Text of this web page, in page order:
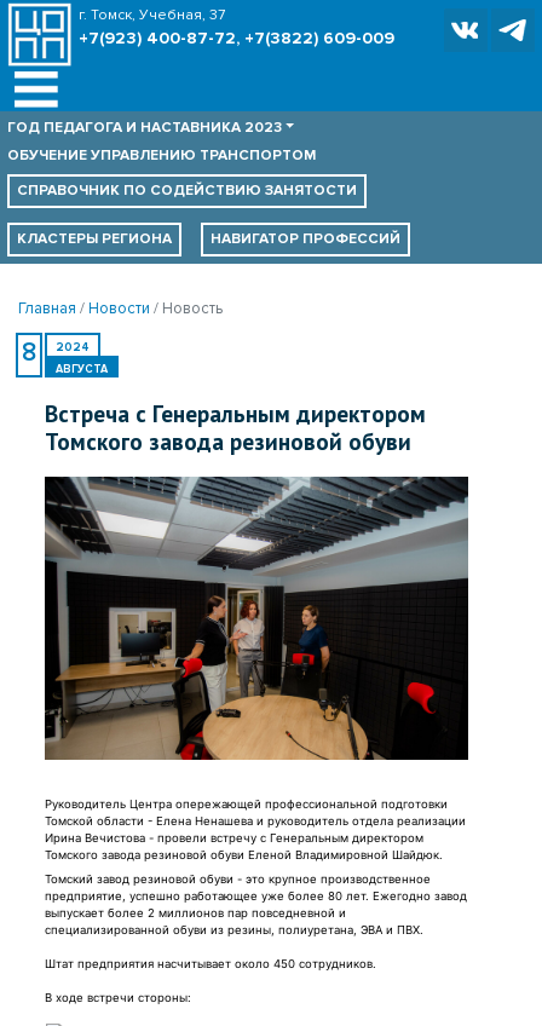
г. Томск, Учебная, 37
+7(923) 400-87-72, +7(3822) 609-009
ГОД ПЕДАГОГА И НАСТАВНИКА 2023
ОБУЧЕНИЕ УПРАВЛЕНИЮ ТРАНСПОРТОМ
СПРАВОЧНИК ПО СОДЕЙСТВИЮ ЗАНЯТОСТИ
КЛАСТЕРЫ РЕГИОНА НАВИГАТОР ПРОФЕССИЙ
Главная Новости Новость
8 2024
АВГУСТА
Встреча с Генеральным директором
Томского завода резиновой обуви
Руководитель Центра опережающей профессиональной подготовки
Томской области - Елена Ненашева и руководитель отдела реализации
Ирина Вечистова - провели встречу с Генеральным директором
Томского завода резиновой обуви Еленой Владимировной Шайдюк.
Томский завод резиновой обуви - это крупное производственное
предприятие, успешно работающее уже более 80 лет. Ежегодно завод
выпускает более 2 миллионов пар повседневной и
специализированной обуви из резины, полиуретана, ЭВА и ПВХ.
Штат предприятия насчитывает около 450 сотрудников.
В ходе встречи стороны: